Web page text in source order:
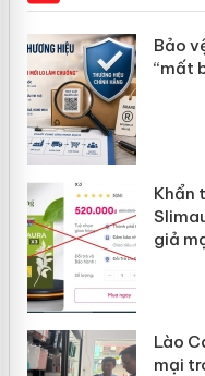
Bảo
“mất
Khẩn
giả
Lào
mại